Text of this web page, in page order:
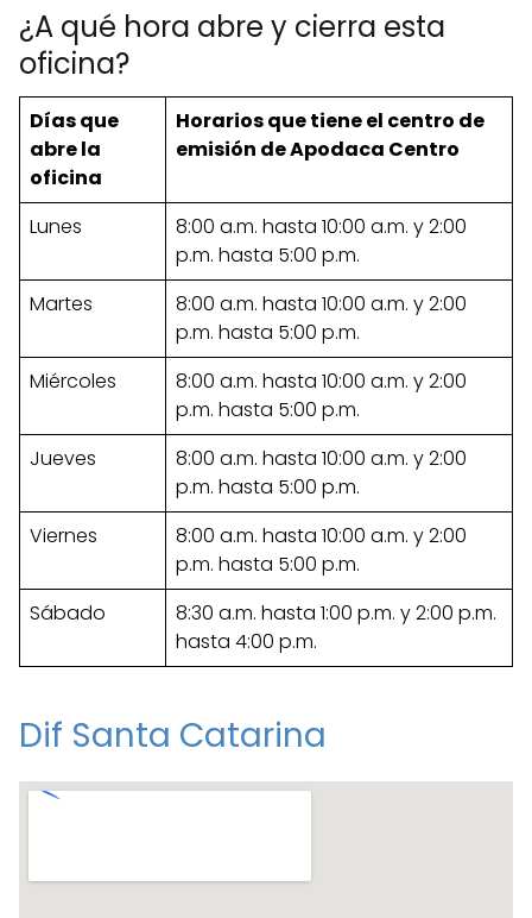
¿A qué hora abre y cierra esta
oficina?
Días que
abre la
oficina
Horarios que tiene el centro de
emisión de Apodaca Centro
Lunes
8:00 a.m. hasta 10:00 a.m. y 2:00
p.m. hasta 5:00 p.m.
Martes
8:00 a.m. hasta 10:00 a.m. y 2:00
p.m. hasta 5:00 p.m.
Miércoles
8:00 a.m. hasta 10:00 a.m. y 2:00
p.m. hasta 5:00 p.m.
Jueves
8:00 a.m. hasta 10:00 a.m. y 2:00
p.m. hasta 5:00 p.m.
Viernes
8:00 a.m. hasta 10:00 a.m. y 2:00
p.m. hasta 5:00 p.m.
Sábado
8:30 a.m. hasta 1:00 p.m. y 2:00 p.m.
hasta 4:00 p.m.
Dif Santa Catarina